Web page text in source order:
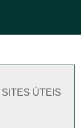
SITES ÚTEIS